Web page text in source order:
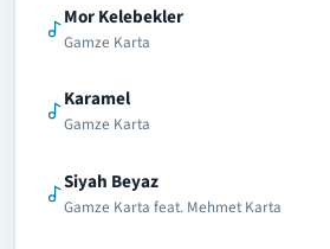
Mor Kelebekler
Gamze Karta
Karamel
Gamze Karta
Siyah Beyaz
Gamze Karta feat. Mehmet Karta